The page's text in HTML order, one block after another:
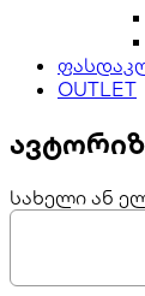
OUTLET
სახელი ან